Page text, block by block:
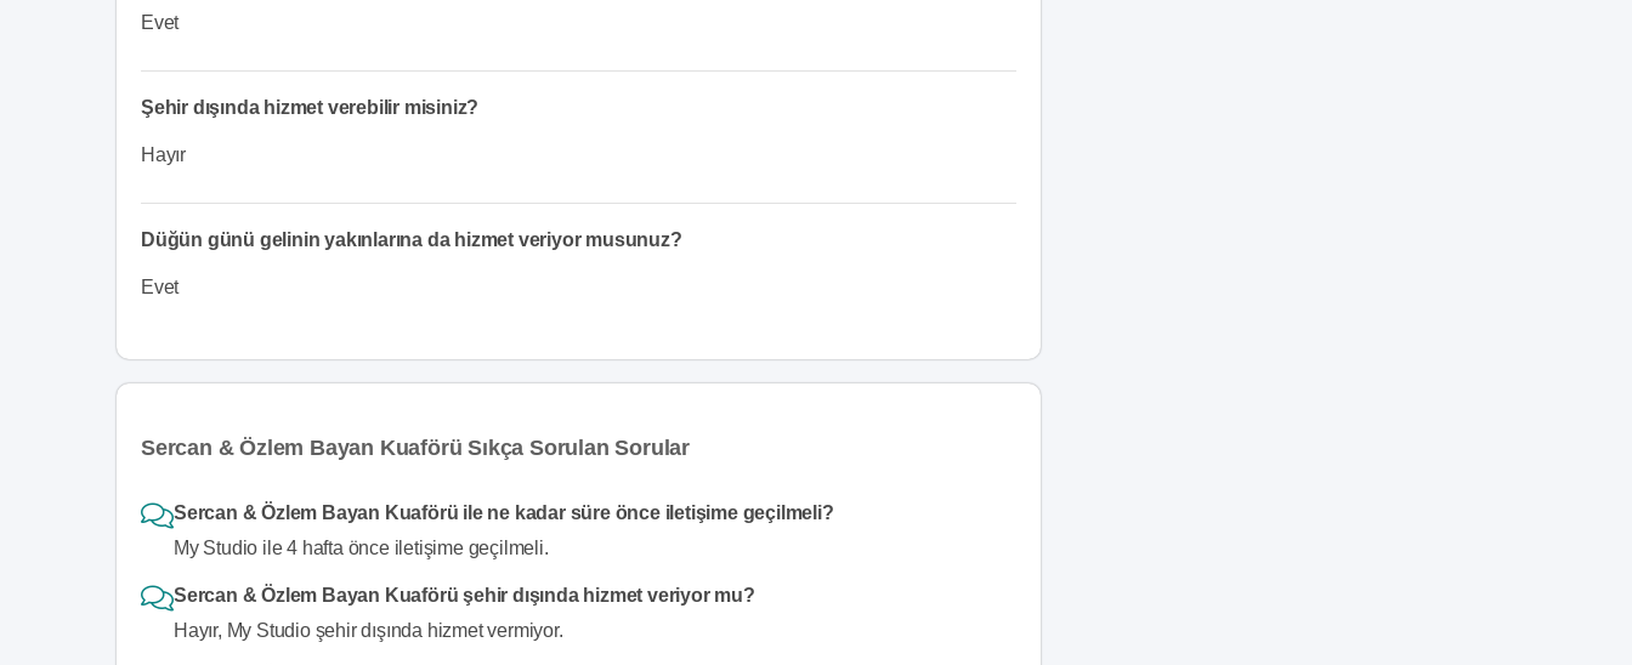
Evet
Şehir dışında hizmet verebilir misiniz?
Hayır
Düğün günü gelinin yakınlarına da hizmet veriyor musunuz?
Evet
Sercan & Özlem Bayan Kuaförü Sıkça Sorulan Sorular
Sercan & Özlem Bayan Kuaförü ile ne kadar süre önce iletişime geçilmeli?
My Studio ile 4 hafta önce iletişime geçilmeli.
Sercan & Özlem Bayan Kuaförü şehir dışında hizmet veriyor mu?
Hayır, My Studio şehir dışında hizmet vermiyor.